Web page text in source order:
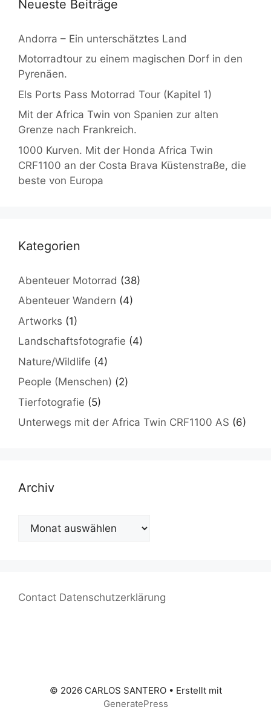
Neueste Beiträge
Andorra – Ein unterschätztes Land
Motorradtour zu einem magischen Dorf in den
Pyrenäen.
Els Ports Pass Motorrad Tour (Kapitel 1)
Mit der Africa Twin von Spanien zur alten
Grenze nach Frankreich.
1000 Kurven. Mit der Honda Africa Twin
CRF1100 an der Costa Brava Küstenstraße, die
beste von Europa
Kategorien
Abenteuer Motorrad (38)
Abenteuer Wandern (4)
Artworks (1)
Landschaftsfotografie (4)
Nature/Wildlife (4)
People (Menschen) (2)
Tierfotografie (5)
Unterwegs mit der Africa Twin CRF1100 AS (6)
Archiv
Archiv
Contact Datenschutzerklärung
© 2026 CARLOS SANTERO• Erstellt mit
GeneratePress